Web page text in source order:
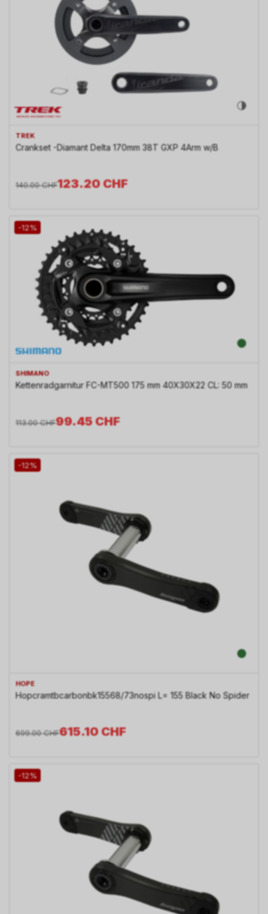
TREK
Crankset -Diamant Delta 170mm 38T GXP 4Arm w/B
123.20CHF
140.00 CHF
-12%
SHIMANO
Kettenradgarnitur FC-MT500 175 mm 40X30X22 CL: 50 mm
99.45CHF
113.00 CHF
-12%
HOPE
Hopcramtbcarbonbk15568/73nospi L= 155 Black No Spider
615.10CHF
699.00 CHF
-12%